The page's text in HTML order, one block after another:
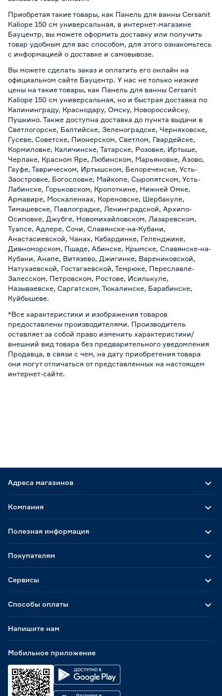
Приобретая такие товары, как Панель для ванны Cersanit
Kaliope 150 см универсальная, в интернет-магазине
Бауцентр, вы можете оформить доставку или получить
товар удобным для вас способом, для этого ознакомьтесь
с информацией о доставке и самовывозе.
Вы можете сделать заказ и оплатить его онлайн на
официальном сайте Бауцентр. У нас не только низкие
цены на такие товары, как Панель для ванны Cersanit
Kaliope 150 см универсальная, но и быстрая доставка по
Калининграду, Краснодару, Омску, Новороссийску,
Пушкино. Также доступна доставка до пункта выдачи в
Светлогорске, Балтийске, Зеленоградске, Черняховске,
Гусеве, Советске, Пионерском, Светлом, Гвардейске,
Кормиловке, Каличинске, Татарске, Розовке, Иртыше,
Черлаке, Красном Яре, Любинском, Марьяновке, Азово,
Гауфе, Таврическом, Иртышском, Белореченске, Усть-
Заостровке, Богословке, Майкопе, Сыропятском, Усть-
Лабинске, Горьковском, Кропоткине, Нижней Омке,
Армавире, Москаленках, Кореновске, Шербакуле,
Тимашевске, Павлоградке, Ленинградской, Архипо-
Осиповке, Джубге, Новомихайловском, Лазаревском,
Туапсе, Адлере, Сочи, Славянске-на-Кубани,
Анастасиевской, Чанах, Кабардинке, Геленджике,
Дивноморском, Пшаде, Абинске, Крымске, Славянске-на-
Кубани, Анапе, Витязево, Джигинке, Варениковской,
Натухаевской, Гостагаевской, Темрюке, Переславле-
Залесском, Петровском, Ростове, Исилькуле,
Называевске, Саргатском, Тюкалинске, Барабинске,
Куйбышеве.
*Все характеристики и изображения товаров
предоставлены производителями. Производитель
оставляет за собой право изменить характеристики/
внешний вид товара без предварительного уведомления
Продавца, в связи с чем, на дату приобретения товара
они могут отличаться от представленных на настоящем
интернет-сайте.
Адреса магазинов
Способы оплаты
Мобильное приложение
Компания
Полезная информация
Покупателям
Сервисы
Напишите нам